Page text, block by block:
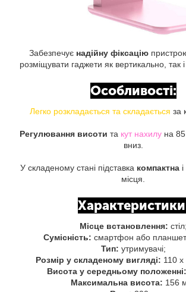
Забезпечує надійну фіксацію
розміщувати гаджети як вертикально, так
Особливості:
Легко розкладається та складається за
Регулювання висоти та кут нахилу на 85
вниз.
У складеному стані підставка компактнаі
місця.
Місце встановлення: стіл;
Сумісність: смартфон або
Тип: утримувачі;
Розмір у складеному вигляді: 110
Висота у середньому положенні:
Максимальна висота: 156